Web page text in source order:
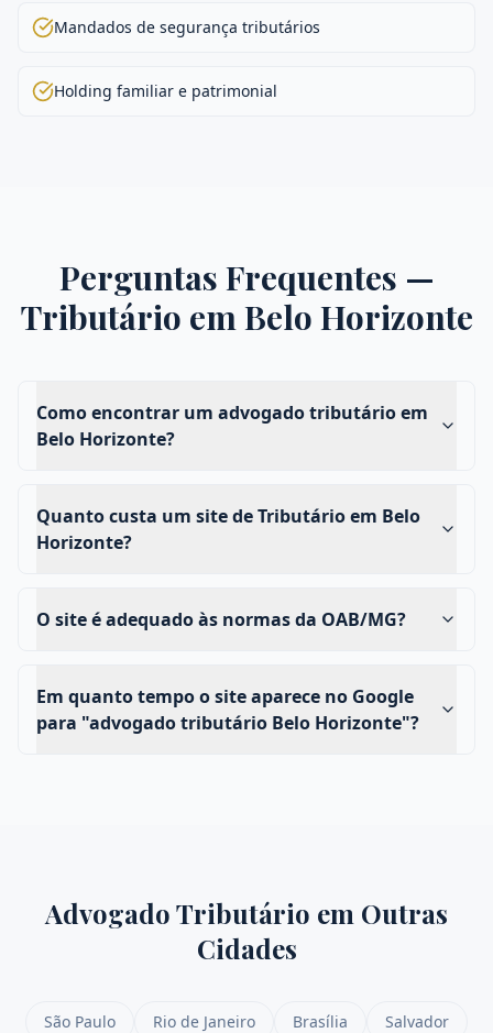
Mandados de segurança tributários
Holding familiar e patrimonial
Perguntas Frequentes —
Tributário emBelo Horizonte
Como encontrar um advogado tributário em
Belo Horizonte?
Quanto custa um site de Tributário em Belo
Horizonte?
O site é adequado às normas da OAB/MG?
Em quanto tempo o site aparece no Google
para "advogado tributário Belo Horizonte"?
Advogado Tributário em Outras
Cidades
São Paulo Rio de Janeiro Brasília
Salvador